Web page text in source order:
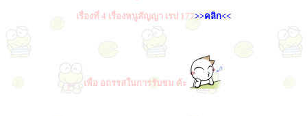
เรื่องที่ 4 เรื่องหนูสัญญา เรป 177>>คลิก<<
เพื่อ อถรรสในการรับชม ค้ะ